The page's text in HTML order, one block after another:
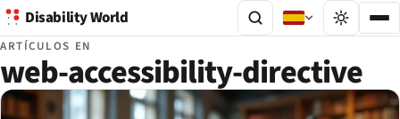
Disability World
ARTÍCULOS EN
web-accessibility-directive